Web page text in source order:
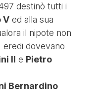
destinò tutti i
Ved alla sua
il nipote non
eredi dovevano
II e Pietro
Bernardino